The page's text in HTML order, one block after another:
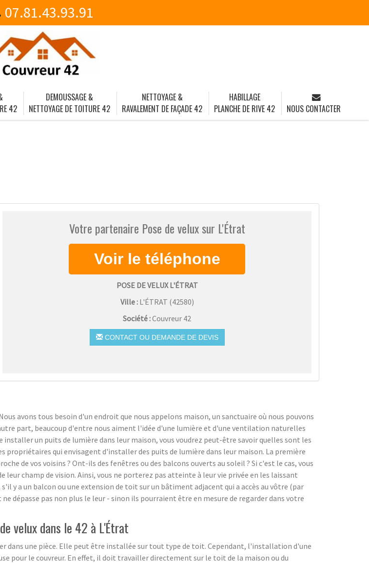
07.81.43.93.91
42
DEMOUSSAGE &
NETTOYAGE DE TOITURE 42
NETTOYAGE &
RAVALEMENT DE FAÇADE 42
HABILLAGE
PLANCHE DE RIVE 42
NOUS CONTACTER
Votre partenaire Pose de velux sur L'Étrat
POSE DE VELUX L'ÉTRAT
Ville : L'ÉTRAT (42580)
Société :Couvreur 42
CONTACT OU DEMANDE DE DEVIS
avons tous besoin d'un endroit que nous appelons maison, un sanctuaire où nous pouvons
part, beaucoup d'entre nous aiment l'idée d'une lumière et d'une ventilation naturelles
un puits de lumière dans leur maison, vous voudrez peut-être savoir quelles sont les
qui envisagent d'installer des puits de lumière dans leur maison. La première
de vos voisins ? Ont-ils des fenêtres ou des balcons ouverts au soleil ? Si c'est le cas, vous
leur champ de vision. Ainsi, vous ne porterez pas atteinte à leur vie privée en les laissant
y a un balcon ou une extension de toit sur un bâtiment adjacent qui a accès au vôtre (par
dépasse pas non plus le leur - sinon ils pourraient être en mesure de regarder dans votre
velux dans le 42 à L'Étrat
dans une pièce. Elle peut être installée sur tout type de toit. Cependant, l'installation d'une
pour le couvreur. En effet, il doit travailler directement sur le toit de la maison ou du